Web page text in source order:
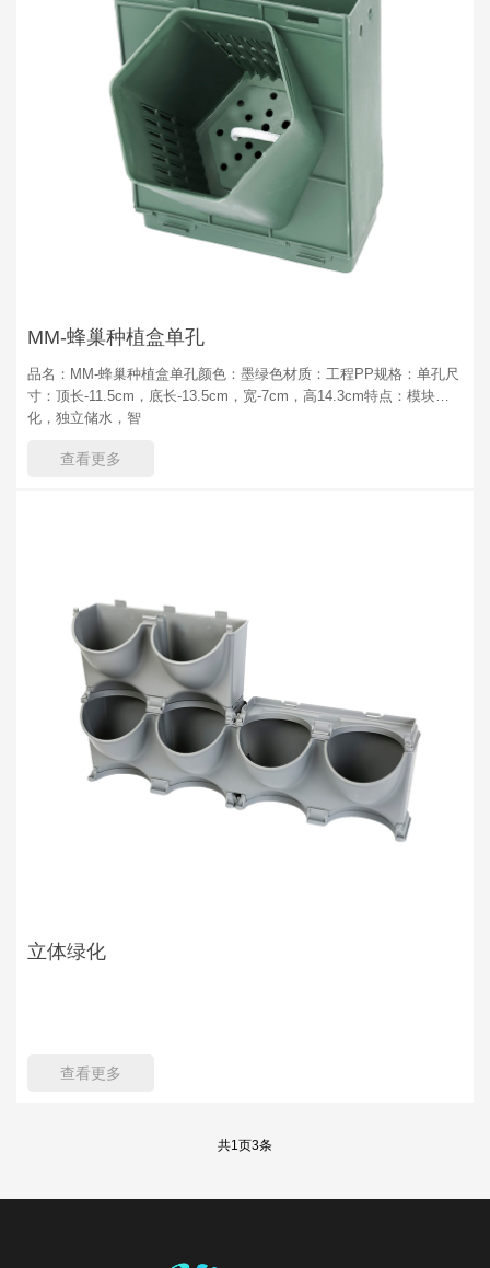
MM-蜂巢种植盒单孔
品名：MM-蜂巢种植盒单孔颜色：墨绿色材质：工程PP规格：单孔尺
寸：顶长-11.5cm，底长-13.5cm，宽-7cm，高14.3cm特点：模块
化，独立储水，智
查看更多
立体绿化
查看更多
共1页3条